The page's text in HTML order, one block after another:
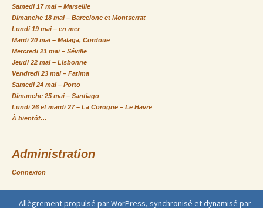
Samedi 17 mai – Marseille
Dimanche 18 mai – Barcelone et Montserrat
Lundi 19 mai – en mer
Mardi 20 mai – Malaga, Cordoue
Mercredi 21 mai – Séville
Jeudi 22 mai – Lisbonne
Vendredi 23 mai – Fatima
Samedi 24 mai – Porto
Dimanche 25 mai – Santiago
Lundi 26 et mardi 27 – La Corogne – Le Havre
À bientôt…
Administration
Connexion
Allègrement propulsé par WorPress, synchronisé et dynamisé par